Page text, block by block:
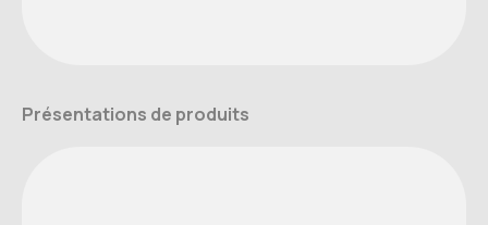
Présentations de produits